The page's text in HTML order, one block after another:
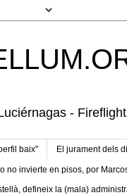
-
baix" El jurament dels
no invierte en pisos, por
defineix la (mala)